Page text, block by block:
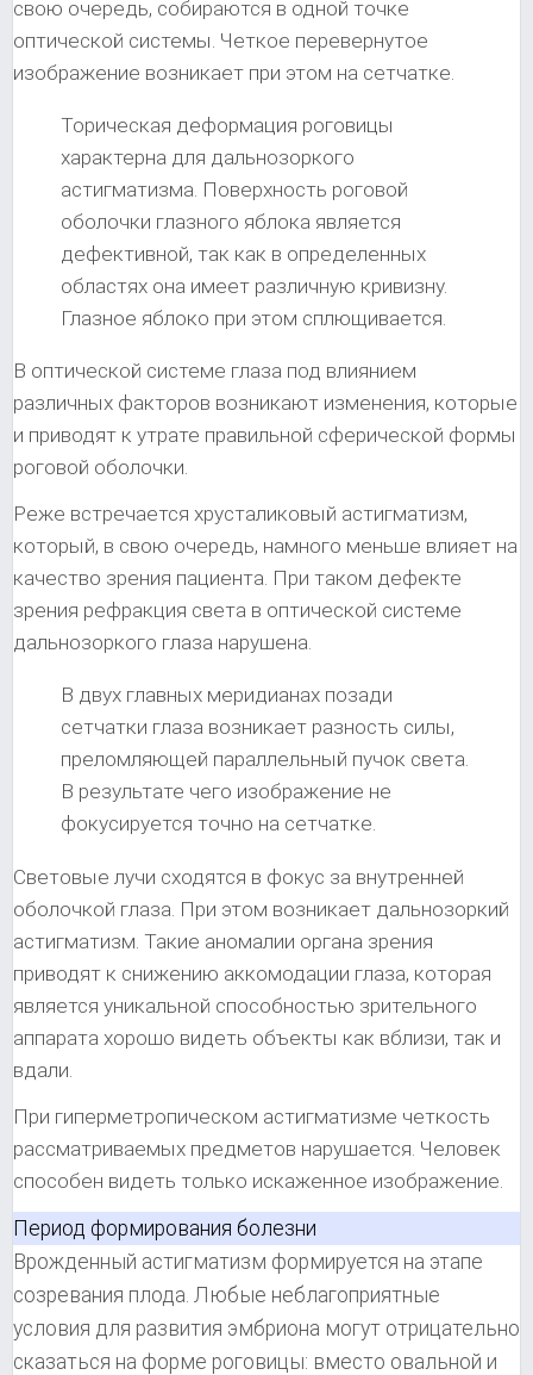
свою очередь, собираются в одной точке
оптической системы. Четкое перевернутое
изображение возникает при этом на сетчатке.
Торическая деформация роговицы
характерна для дальнозоркого
астигматизма. Поверхность роговой
оболочки глазного яблока является
дефективной, так как в определенных
областях она имеет различную кривизну.
Глазное яблоко при этом сплющивается.
В оптической системе глаза под влиянием
различных факторов возникают изменения, которые
и приводят к утрате правильной сферической формы
роговой оболочки.
Реже встречается хрусталиковый астигматизм,
который, в свою очередь, намного меньше влияет на
качество зрения пациента. При таком дефекте
зрения рефракция света в оптической системе
дальнозоркого глаза нарушена.
В двух главных меридианах позади
сетчатки глаза возникает разность силы,
преломляющей параллельный пучок света.
В результате чего изображение не
фокусируется точно на сетчатке.
Световые лучи сходятся в фокус за внутренней
оболочкой глаза. При этом возникает дальнозоркий
астигматизм. Такие аномалии органа зрения
приводят к снижению аккомодации глаза, которая
является уникальной способностью зрительного
аппарата хорошо видеть объекты как вблизи, так и
вдали.
При гиперметропическом астигматизме четкость
рассматриваемых предметов нарушается. Человек
способен видеть только искаженное изображение.
Период формирования болезни
Врожденный астигматизм формируется на этапе
созревания плода. Любые неблагоприятные
условия для развития эмбриона могут отрицательно
сказаться на форме роговицы: вместо овальной и